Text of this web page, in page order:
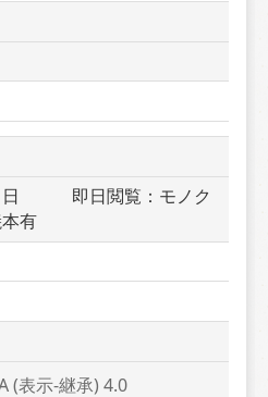
　　　即日閲覧：モノク
有
(表示-継承) 4.0